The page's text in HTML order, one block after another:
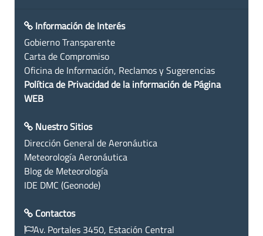
Información de Interés
Gobierno Transparente
Carta de Compromiso
Oficina de Información, Reclamos y Sugerencias
Política de Privacidad de la información de Página
WEB
Nuestro Sitios
Dirección General de Aeronáutica
Meteorología Aeronáutica
Blog de Meteorología
IDE DMC (Geonode)
Contactos
Av. Portales 3450, Estación Central